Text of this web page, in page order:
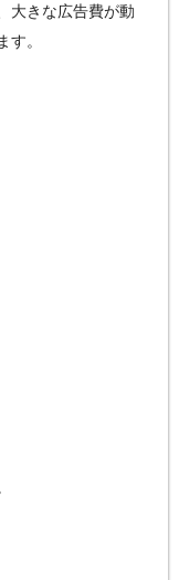
大きな広告費が動
す。